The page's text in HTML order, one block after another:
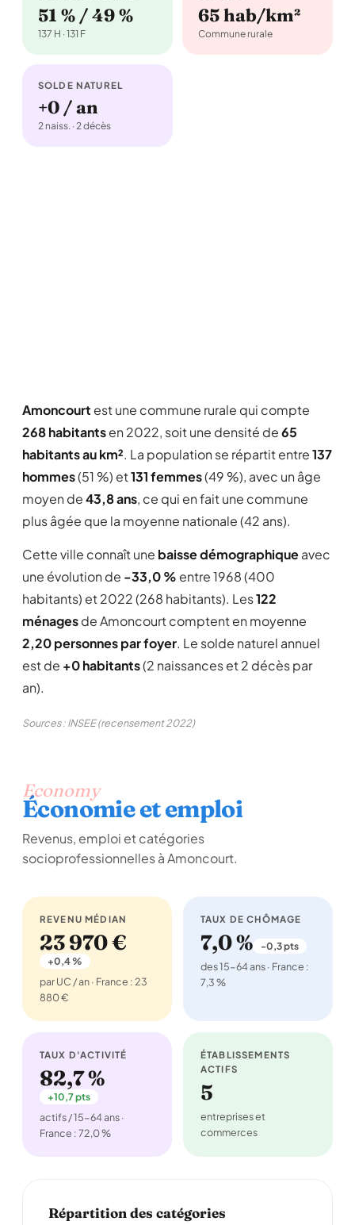
51 % / 49 %
137 H · 131 F
65 hab/km²
Commune rurale
SOLDE NATUREL
+0 / an
2 naiss. · 2 décès
Amoncourt est une commune rurale qui compte
268 habitantsen 2022, soit une densité de65
habitants au km². La population se répartit entre137
hommes(51 %) et131 femmes(49 %), avec un âge
moyen de43,8 ans, ce qui en fait une commune
plus âgée que la moyenne nationale (42 ans).
Cette ville connaît une baisse démographiqueavec
une évolution de -33,0 % entre 1968 (400
habitants) et 2022 (268 habitants). Les122
ménagesde Amoncourt comptent en moyenne
2,20 personnes par foyer. Le solde naturel annuel
est de +0 habitants(2 naissances et 2 décès par
an).
Sources : INSEE (recensement 2022)
Economy
Économie et emploi
Revenus, emploi et catégories
socioprofessionnelles à Amoncourt.
REVENU MÉDIAN
23 970 €
+0,4 %
par UC / an · France : 23
880 €
TAUX DE CHÔMAGE
7,0 % -0,3 pts
des 15-64 ans · France :
7,3 %
TAUX D'ACTIVITÉ
82,7 %
+10,7 pts
actifs / 15-64 ans ·
France : 72,0 %
ÉTABLISSEMENTS
ACTIFS
5
entreprises et
commerces
Répartition des catégories